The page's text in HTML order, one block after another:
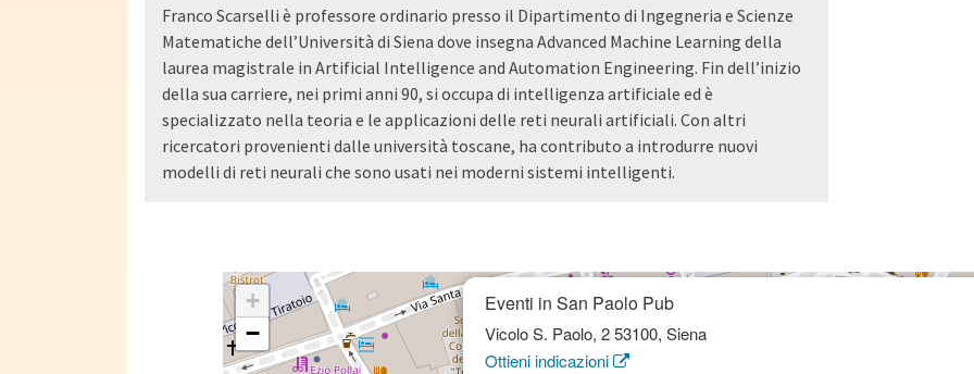
Franco Scarselli è professore ordinario presso il Dipartimento di Ingegneria e Scienze
Matematiche dell’Università di Siena dove insegna Advanced Machine Learning della
laurea magistrale in Artificial Intelligence and Automation Engineering. Fin dell’inizio
della sua carriere, nei primi anni 90, si occupa di intelligenza artificiale ed è
specializzato nella teoria e le applicazioni delle reti neurali artificiali. Con altri
ricercatori provenienti dalle università toscane, ha contributo a introdurre nuovi
modelli di reti neurali che sono usati nei moderni sistemi intelligenti.
Eventi in San Paolo Pub
Vicolo S. Paolo, 2 53100, Siena
Ottieni indicazioni
+
−